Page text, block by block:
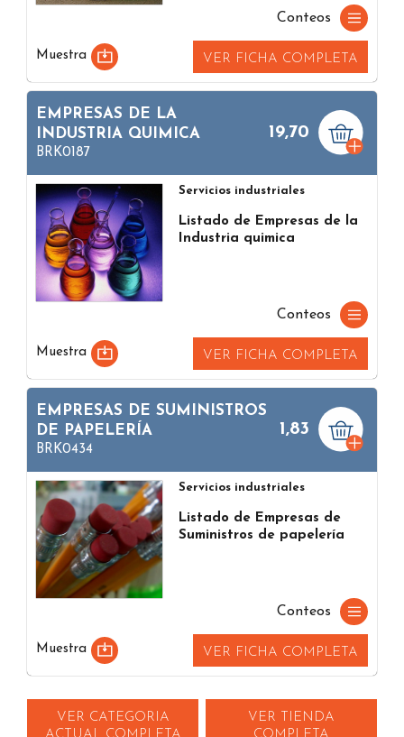
Conteos
Muestra VER FICHA COMPLETA
EMPRESAS DE LA
INDUSTRIA QUIMICA
BRK0187
19,70
Servicios industriales
Listado de Empresas de la
Industria quimica
Conteos
Muestra VER FICHA COMPLETA
EMPRESAS DE SUMINISTROS
DE PAPELERÍA
BRK0434
1,83
Servicios industriales
Listado de Empresas de
Suministros de papelería
Conteos
Muestra VER FICHA COMPLETA
VER CATEGORIA
VER TIENDA